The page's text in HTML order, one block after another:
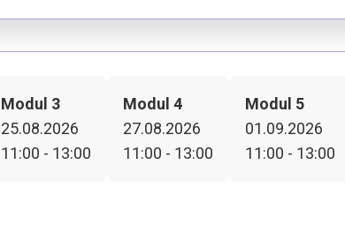
Modul 3
25.08.2026
11:00 - 13:00
Modul 4
27.08.2026
11:00 - 13:00
Modul 5
01.09.2026
11:00 - 13:00